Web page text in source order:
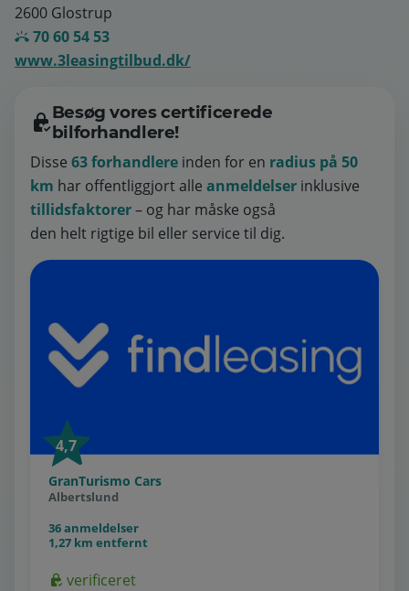
2600 Glostrup
70 60 54 53
www.3leasingtilbud.dk/
Besøg vores certificerede
bilforhandlere!
Disse 63 forhandlere inden for en radius på 50
km har offentliggjort alle anmeldelser inklusive
tillidsfaktorer– og har måske også
den helt rigtige bil eller service til dig.
4,7
GranTurismo Cars
Albertslund
36 anmeldelser
1,27 km entfernt
verificeret